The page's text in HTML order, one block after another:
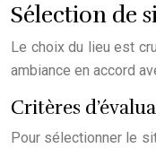
Sélection de
Le choix du lieu est
ambiance en accord
Critères
Pour sélectionner le